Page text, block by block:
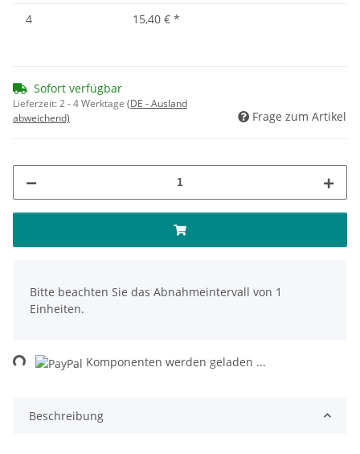
4
15,40 € *
Sofort verfügbar
Lieferzeit:2 - 4 Werktage (DE - Ausland
abweichend)
Frage zum Artikel
Bitte beachten Sie das Abnahmeintervall von 1
Einheiten.
Komponenten werden geladen ...
Beschreibung